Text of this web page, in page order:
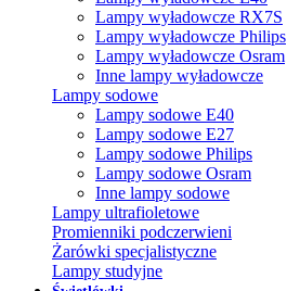
Lampy wyładowcze RX7S
Lampy wyładowcze Philips
Lampy wyładowcze Osram
Inne lampy wyładowcze
Lampy sodowe
Lampy sodowe E40
Lampy sodowe E27
Lampy sodowe Philips
Lampy sodowe Osram
Inne lampy sodowe
Lampy ultrafioletowe
Promienniki podczerwieni
Żarówki specjalistyczne
Lampy studyjne